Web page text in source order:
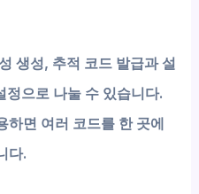
생성, 추적 코드 발급과 설
정으로 나눌 수 있습니다.
하면 여러 코드를 한 곳에
다.